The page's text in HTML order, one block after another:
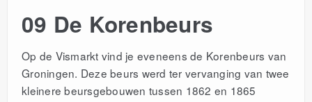
09 De Korenbeurs
Op de Vismarkt vind je eveneens de Korenbeurs van
Groningen. Deze beurs werd ter vervanging van twee
kleinere beursgebouwen tussen 1862 en 1865